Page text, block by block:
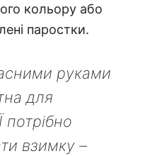
кольору або
паростки.
руками
для
потрібно
взимку –